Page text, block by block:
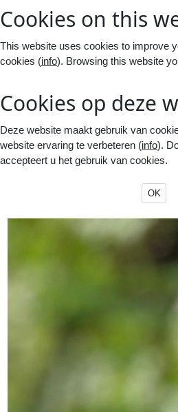
Cookies on this
This website uses cookies to improve
cookies (info). Browsing this website
Cookies op deze
Deze website maakt gebruik van
website ervaring te verbeteren (info).
accepteert u het gebruik van cookies.
OK